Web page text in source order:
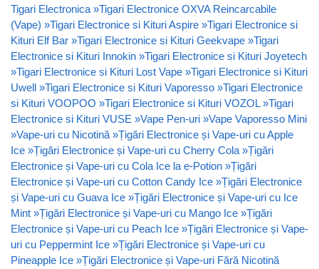
Tigari Electronica »Tigari Electronice OXVA Reincarcabile
(Vape) »Tigari Electronice si Kituri Aspire »Tigari Electronice si
Kituri Elf Bar »Tigari Electronice si Kituri Geekvape »Tigari
Electronice si Kituri Innokin »Tigari Electronice si Kituri Joyetech
»Tigari Electronice si Kituri Lost Vape »Tigari Electronice si Kituri
Uwell »Tigari Electronice si Kituri Vaporesso »Tigari Electronice
si Kituri VOOPOO »Tigari Electronice si Kituri VOZOL »Tigari
Electronice si Kituri VUSE »Vape Pen-uri »Vape Vaporesso Mini
»Vape-uri cu Nicotină »Țigări Electronice și Vape-uri cu Apple
Ice »Țigări Electronice și Vape-uri cu Cherry Cola »Țigări
Electronice și Vape-uri cu Cola Ice la e-Potion »Țigări
Electronice și Vape-uri cu Cotton Candy Ice »Țigări Electronice
și Vape-uri cu Guava Ice »Țigări Electronice și Vape-uri cu Ice
Mint »Țigări Electronice și Vape-uri cu Mango Ice »Țigări
Electronice și Vape-uri cu Peach Ice »Țigări Electronice și Vape-
uri cu Peppermint Ice »Țigări Electronice și Vape-uri cu
Pineapple Ice »Țigări Electronice și Vape-uri Fără Nicotină